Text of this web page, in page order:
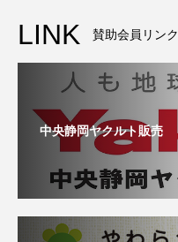
LINK 賛助会員リンク
中央静岡ヤクルト販売